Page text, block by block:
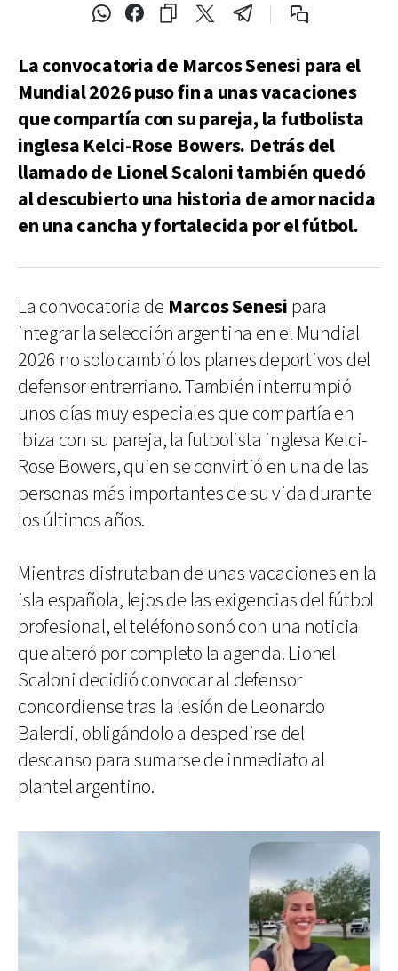
La convocatoria de Marcos Senesi para el
Mundial 2026 puso fin a unas vacaciones
que compartía con su pareja, la futbolista
inglesa Kelci-Rose Bowers. Detrás del
llamado de Lionel Scaloni también quedó
al descubierto una historia de amor nacida
en una cancha y fortalecida por el fútbol.
La convocatoria de Marcos Senesi para
integrar la selección argentina en el Mundial
2026 no solo cambió los planes deportivos del
defensor entrerriano. También interrumpió
unos días muy especiales que compartía en
Ibiza con su pareja, la futbolista inglesa Kelci-
Rose Bowers, quien se convirtió en una de las
personas más importantes de su vida durante
los últimos años.
Mientras disfrutaban de unas vacaciones en la
isla española, lejos de las exigencias del fútbol
profesional, el teléfono sonó con una noticia
que alteró por completo la agenda. Lionel
Scaloni decidió convocar al defensor
concordiense tras la lesión de Leonardo
Balerdi, obligándolo a despedirse del
descanso para sumarse de inmediato al
plantel argentino.